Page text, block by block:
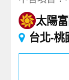
太陽
台北-桃